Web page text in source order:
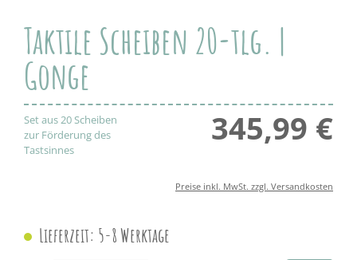
Taktile Scheiben 20-tlg. |
Gonge
Set aus 20 Scheiben
zur Förderung des
Tastsinnes
345,99 €
Preise inkl. MwSt. zzgl. Versandkosten
Lieferzeit: 5-8 Werktage